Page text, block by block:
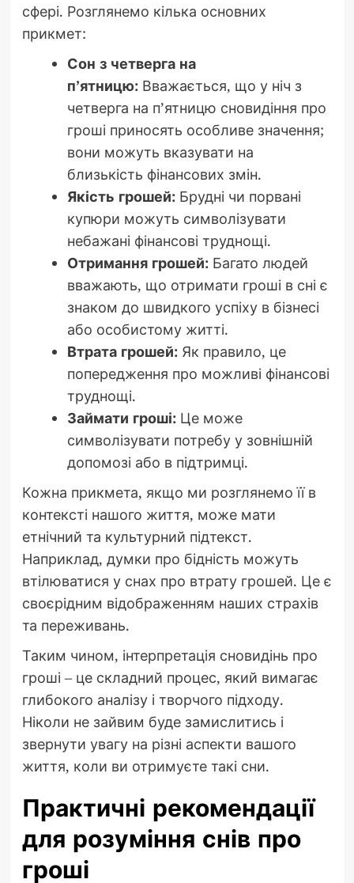
сфері. Розглянемо кілька основних
прикмет:
Сон з четверга на
п’ятницю:Вважається, що у ніч з
четверга на п’ятницю сновидіння про
гроші приносять особливе значення;
вони можуть вказувати на
близькість фінансових змін.
Якість грошей:Брудні чи порвані
купюри можуть символізувати
небажані фінансові труднощі.
Отримання грошей:Багато людей
вважають, що отримати гроші в сні є
знаком до швидкого успіху в бізнесі
або особистому житті.
Втрата грошей:Як правило, це
попередження про можливі фінансові
труднощі.
Займати гроші:Це може
символізувати потребу у зовнішній
допомозі або в підтримці.
Кожна прикмета, якщо ми розглянемо її в
контексті нашого життя, може мати
етнічний та культурний підтекст.
Наприклад, думки про бідність можуть
втілюватися у снах про втрату грошей. Це є
своєрідним відображенням наших страхів
та переживань.
Таким чином, інтерпретація сновидінь про
гроші – це складний процес, який вимагає
глибокого аналізу і творчого підходу.
Ніколи не зайвим буде замислитись і
звернути увагу на різні аспекти вашого
життя, коли ви отримуєте такі сни.
Практичні рекомендації
для розуміння снів про
гроші